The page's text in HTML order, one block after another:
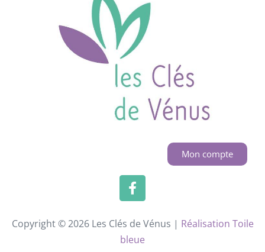
Mon compte
Copyright © 2026 Les Clés de Vénus | Réalisation Toile
bleue